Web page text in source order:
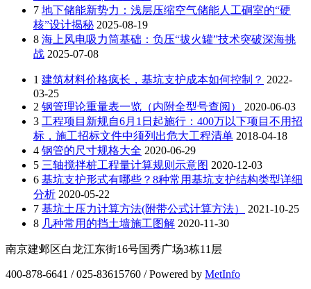
7 地下储能新势力：浅层压缩空气储能人工硐室的“硬
核”设计揭秘 2025-08-19
8 海上风电吸力筒基础：负压“拔火罐”技术突破深海挑
战 2025-07-08
1 建筑材料价格疯长，基坑支护成本如何控制？ 2022-
03-25
2 钢管理论重量表一览（内附全型号查阅）
2020-06-03
3 工程项目新规自6月1日起施行：400万以下项目不用招
标，施工招标文件中须列出危大工程清单 2018-04-18
4 钢管的尺寸规格大全 2020-06-29
5 三轴搅拌桩工程量计算规则示意图 2020-12-03
6 基坑支护形式有哪些？8种常用基坑支护结构类型详细
分析 2020-05-22
7 基坑土压力计算方法(附带公式计算方法）
2021-10-25
8 几种常用的挡土墙施工图解 2020-11-30
南京建邺区白龙江东街16号国秀广场3栋11层
400-878-6641 / 025-83615760 / Powered by MetInfo